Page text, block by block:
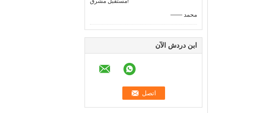
—— محمد
ابن دردش الآن